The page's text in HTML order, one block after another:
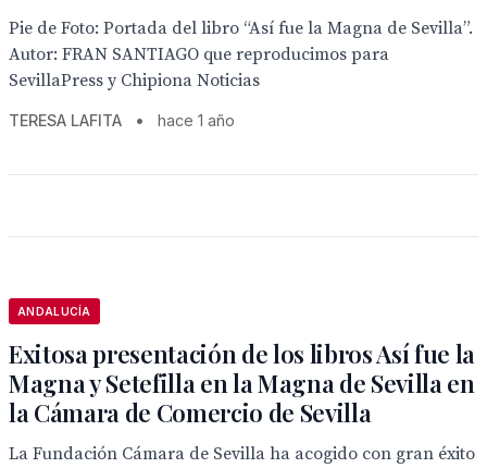
Pie de Foto: Portada del libro “Así fue la Magna de Sevilla”.
Autor: FRAN SANTIAGO que reproducimos para
SevillaPress y Chipiona Noticias
TERESA LAFITA • hace 1 año
ANDALUCÍA
Exitosa presentación de los libros Así fue la
Magna y Setefilla en la Magna de Sevilla en
la Cámara de Comercio de Sevilla
La Fundación Cámara de Sevilla ha acogido con gran éxito